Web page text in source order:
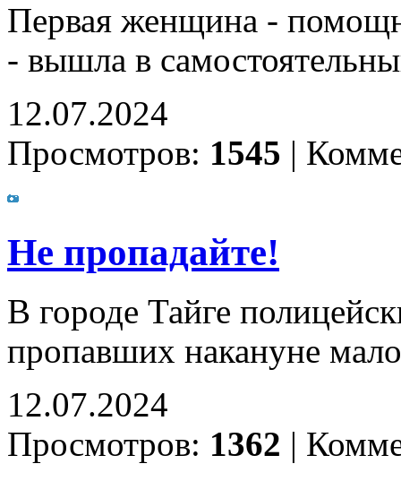
Первая женщина -
- вышла в
12.07.2024
Просмотров: 1545 |
Не пропадайте!
В городе Тайге
пропавших накануне
12.07.2024
Просмотров: 1362 |